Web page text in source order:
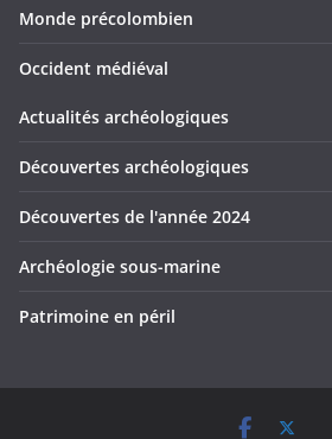
Monde précolombien
Occident médiéval
Actualités archéologiques
Découvertes archéologiques
Découvertes de l'année 2024
Archéologie sous-marine
Patrimoine en péril